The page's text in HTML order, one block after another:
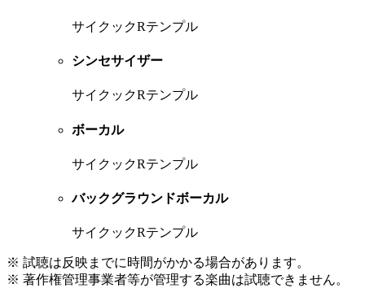
サイクックRテンプル
シンセサイザー
サイクックRテンプル
ボーカル
サイクックRテンプル
バックグラウンドボーカル
サイクックRテンプル
※ 試聴は反映までに時間がかかる場合があります。
※ 著作権管理事業者等が管理する楽曲は試聴できません。